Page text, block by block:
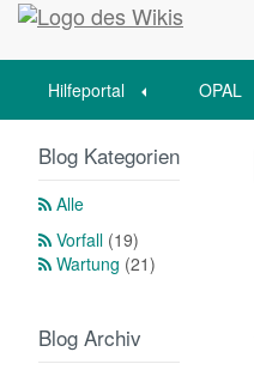
Startseite
Hilfeportal OPAL
Blog Kategorien
Alle
Vorfall (19)
Wartung (21)
Blog Archiv